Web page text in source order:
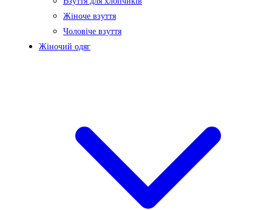
Жіноче взуття
Чоловіче взуття
Жіночий одяг